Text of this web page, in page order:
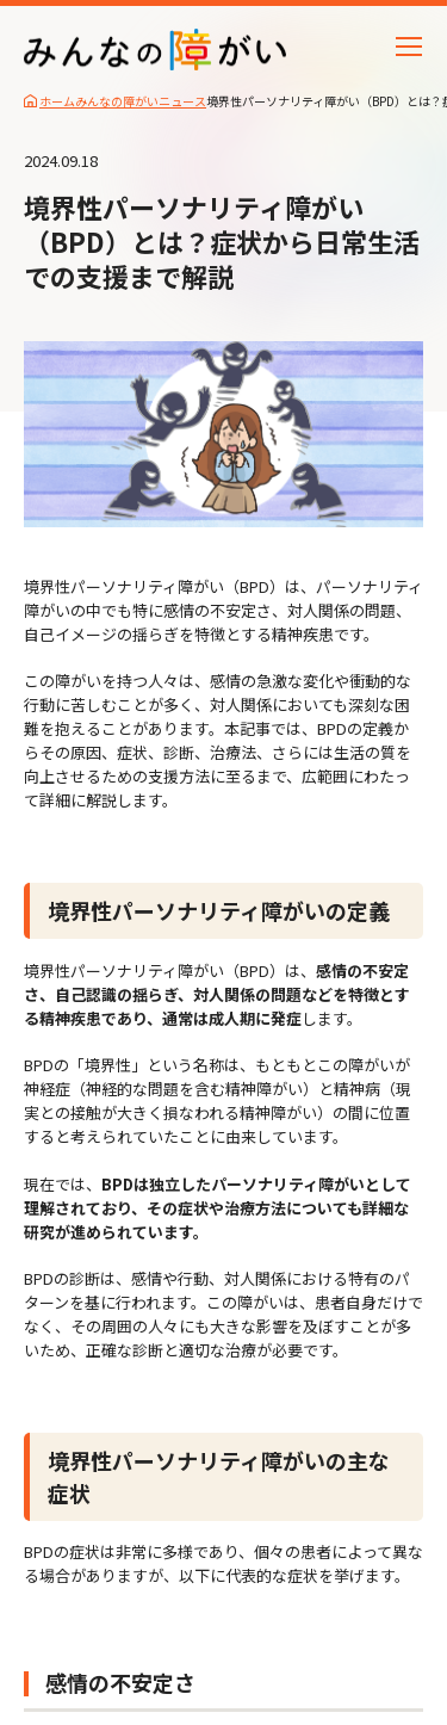
ホームみんなの障がいニュース境界性パーソナリティ障がい（BPD）とは
2024.09.18
境界性パーソナリティ障がい
（BPD）とは？症状から日常生活
での支援まで解説
境界性パーソナリティ障がい（BPD）は、パーソナリティ
障がいの中でも特に感情の不安定さ、対人関係の問題、
自己イメージの揺らぎを特徴とする精神疾患です。
この障がいを持つ人々は、感情の急激な変化や衝動的な
行動に苦しむことが多く、対人関係においても深刻な困
難を抱えることがあります。本記事では、BPDの定義か
らその原因、症状、診断、治療法、さらには生活の質を
向上させるための支援方法に至るまで、広範囲にわたっ
て詳細に解説します。
境界性パーソナリティ障がいの定義
境界性パーソナリティ障がい（BPD）は、 感情の不安定
さ、自己認識の揺らぎ、対人関係の問題などを特徴とす
る精神疾患であり、通常は成人期に発症します。
BPDの「境界性」という名称は、もともとこの障がいが
神経症（神経的な問題を含む精神障がい）と精神病（現
実との接触が大きく損なわれる精神障がい）の間に位置
すると考えられていたことに由来しています。
現在では、 BPDは独立したパーソナリティ障がいとして
理解されており、その症状や治療方法についても詳細な
研究が進められています。
BPDの診断は、感情や行動、対人関係における特有のパ
ターンを基に行われます。この障がいは、患者自身だけで
なく、その周囲の人々にも大きな影響を及ぼすことが多
いため、正確な診断と適切な治療が必要です。
境界性パーソナリティ障がいの主な
症状
BPDの症状は非常に多様であり、個々の患者によって異な
る場合がありますが、以下に代表的な症状を挙げます。
感情の不安定さ